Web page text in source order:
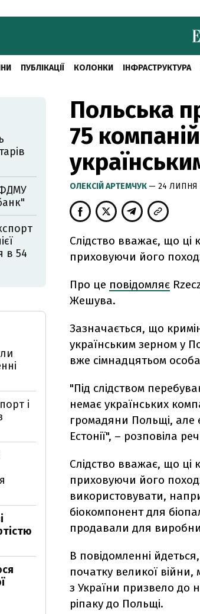
ПУБЛІКАЦІЇ КОЛОНКИ ІНФРАСТРУКТУРА
Польська
75
ОЛЕКСІЙ АРТЕМЧУК — 24 ЛИПНЯ
Слідство вважає, що ці
приховуючи його
Про це повідомляє
Жешува.
Зазначається, що
українським зерном у
вже сімнадцятьом
"Під слідством
немає українських
громадяни Польщі, але
Естонії", – розповіла
Слідство вважає, що ці
приховуючи його
використовувати,
біокомпонент для
продавали для
В повідомленні
початку великої війни,
з України призвело до
ріпаку до Польщі.
в 54
і